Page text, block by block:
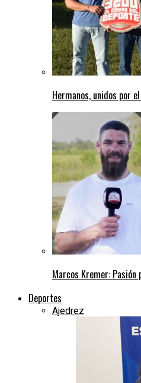
Hermanos, unidos por
Marcos Kremer:
Deportes
Ajedrez